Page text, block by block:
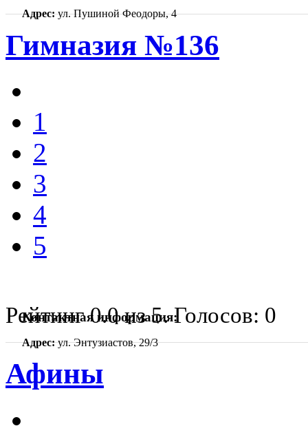
Адрес:ул. Пушиной Феодоры, 4
Гимназия №136
1
2
3
4
5
Рейтинг0.0из5. Голосов: 0
Контактная информация:
Адрес:ул. Энтузиастов, 29/3
Афины